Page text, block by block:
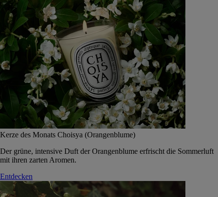
Kerze des Monats Choisya (Orangenblume)
Der grüne, intensive Duft der Orangenblume erfrischt die Sommerluft
mit ihren zarten Aromen.
Entdecken